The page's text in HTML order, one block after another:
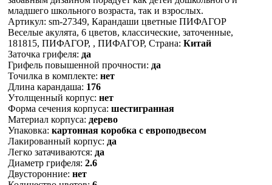
младшего школьного возраста, так и взрослых.
Артикул: sm-27349, Карандаши цветные ПИФАГОР
Веселые акулята, 6 цветов, классические, заточенные,
181815, ПИФАГОР, , ПИФАГОР, Страна: Китай
Заточка грифеля: да
Грифель повышенной прочности: да
Точилка в комплекте: нет
Длина карандаша: 176
Утолщенный корпус: нет
Форма сечения корпуса: шестигранная
Материал корпуса: дерево
Упаковка: картонная коробка c европодвесом
Лакированный корпус: да
Легко затачиваются: да
Диаметр грифеля: 2.6
Двусторонние: нет